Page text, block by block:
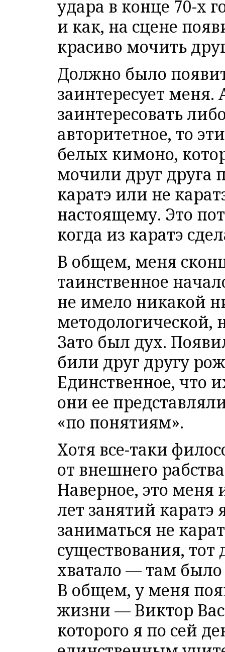
удара в конце 70-х
и как, на сцене
красиво мочить
Должно было
заинтересует
заинтересовать
авторитетное, то
белых кимоно,
мочили друг друга
каратэ или не
настоящему. Это
когда из каратэ
В общем, меня
таинственное
не имело никакой
методологической,
Зато был дух.
били друг другу
Единственное, что
они ее
«по понятиям».
Хотя все-таки
от внешнего
Наверное, это меня
лет занятий каратэ
заниматься не
существования,
хватало — там было
В общем, у меня
жизни — Виктор
которого я по сей